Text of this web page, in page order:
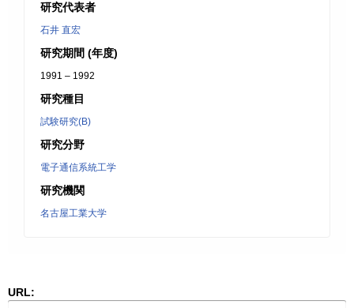
研究代表者
石井 直宏
研究期間 (年度)
1991 – 1992
研究種目
試験研究(B)
研究分野
電子通信系統工学
研究機関
名古屋工業大学
URL: